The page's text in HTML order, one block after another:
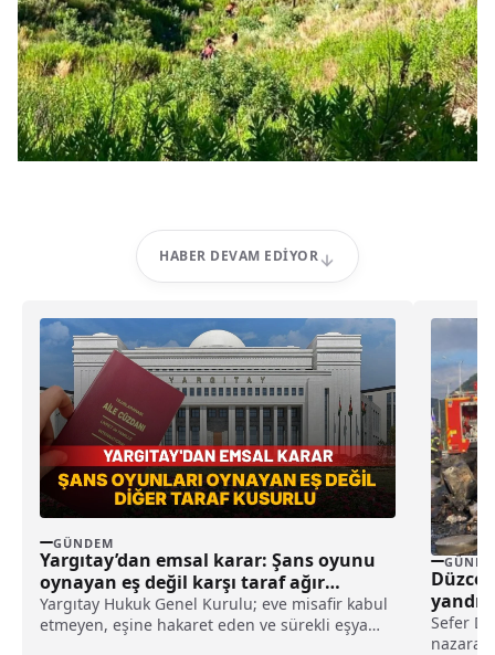
HABER DEVAM EDIYOR
GÜNDEM
Yargıtay’dan emsal karar: Şans oyunu
oynayan eş değil karşı taraf ağır
kusurlu sayıldı
Yargıtay Hukuk Genel Kurulu; eve misafir kabul
etmeyen, eşine hakaret eden ve sürekli eşya
Düzce
yandı
Sefer